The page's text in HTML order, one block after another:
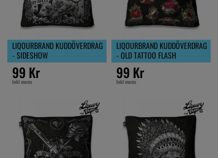
LIQOURBRAND KUDDÖVERDRAG
- SIDESHOW
99 Kr
Inkl moms
LIQOURBRAND KUDDÖVERDRAG
- OLD TATTOO FLASH
99 Kr
Inkl moms